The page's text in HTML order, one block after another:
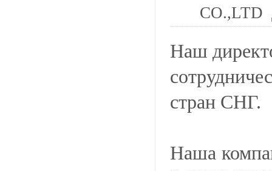
CO.,LTD
Наш
стран СНГ.
Наша